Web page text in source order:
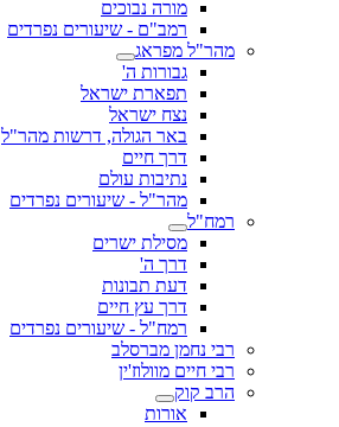
מורה נבוכים
רמב"ם - שיעורים נפרדים
מהר"ל מפראג
גבורות ה'
תפארת ישראל
נצח ישראל
באר הגולה, דרשות מהר"ל
דרך חיים
נתיבות עולם
מהר"ל - שיעורים נפרדים
רמח"ל
מסילת ישרים
דרך ה'
דעת תבונות
דרך עץ חיים
רמח"ל - שיעורים נפרדים
רבי נחמן מברסלב
רבי חיים מוולוז'ין
הרב קוק
אורות